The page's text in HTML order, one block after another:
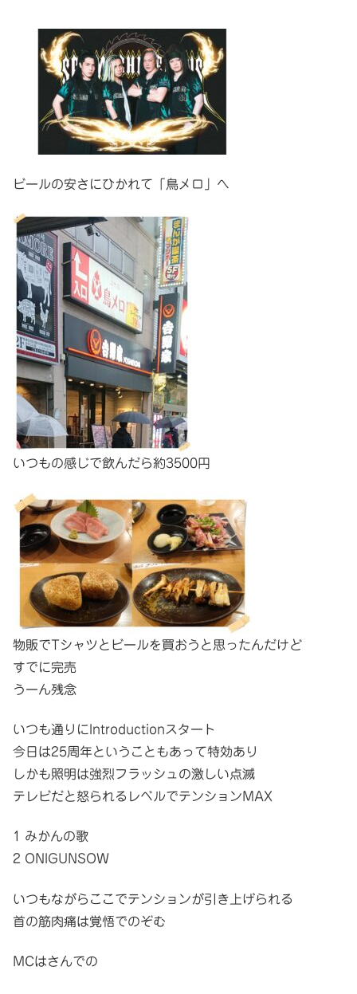
ビールの安さにひかれて「鳥メロ」へ
いつもの感じで飲んだら約3500円
物販でTシャツとビールを買おうと思ったんだけど
すでに完売
うーん残念
いつも通りにIntroductionスタート
今日は25周年ということもあって特効あり
しかも照明は強烈フラッシュの激しい点滅
テレビだと怒られるレベルでテンションMAX
1 みかんの歌
2 ONIGUNSOW
いつもながらここでテンションが引き上げられる
首の筋肉痛は覚悟でのぞむ
MCはさんでの